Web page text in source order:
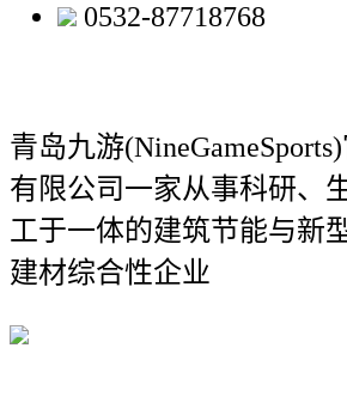
0532-87718768
青岛九游
有限公司一家从事科研、
工于一体的建筑节能与新
建材综合性企业